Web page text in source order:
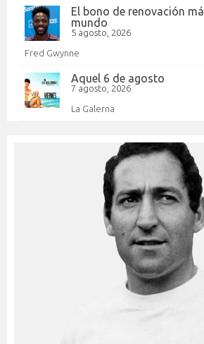
El bono de renovación
mundo
5 agosto, 2026
Fred Gwynne
Aquel 6 de agosto
7 agosto, 2026
La Galerna